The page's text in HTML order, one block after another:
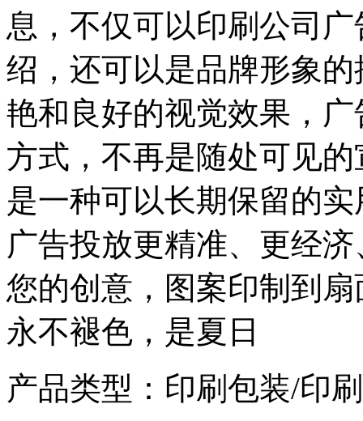
息，不仅可以印刷公司
绍，还可以是品牌形象
艳和良好的视觉效果，
方式，不再是随处可见
是一种可以长期保留的
广告投放更精准、更经
您的创意，图案印制到
永不褪色，是夏日
产品类型：印刷包装/印